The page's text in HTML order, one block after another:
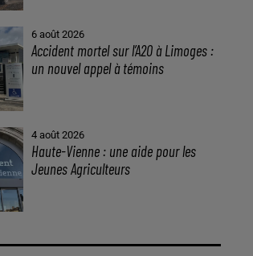
6 août 2026
Accident mortel sur l’A20 à Limoges :
un nouvel appel à témoins
4 août 2026
Haute-Vienne : une aide pour les
Jeunes Agriculteurs